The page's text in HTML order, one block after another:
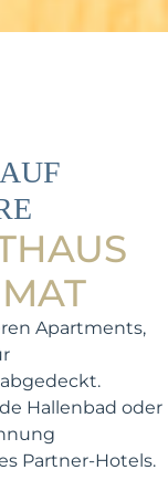
Apartments,
Hallenbad oder
Partner-Hotels.